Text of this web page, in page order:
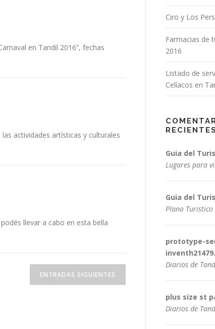
en Tandil 2016”, fechas
actividades artísticas y culturales
llevar a cabo en esta bella
ENTRADAS SIGUIENTES
Ciro y Los
Farmacias de
2016
Listado de
Celíacos en
RECIENTES
Guia del
Lugares para
Guia del
Plano
prototype-
Diarios de
plus size st
Diarios de